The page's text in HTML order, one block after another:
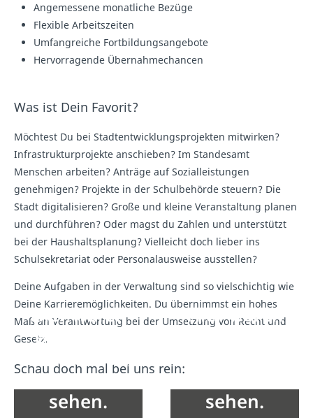
Angemessene monatliche Bezüge
Flexible Arbeitszeiten
Umfangreiche Fortbildungsangebote
Hervorragende Übernahmechancen
Was ist Dein Favorit?
Möchtest Du bei Stadtentwicklungsprojekten mitwirken?
Infrastrukturprojekte anschieben? Im Standesamt
Menschen arbeiten? Anträge auf Sozialleistungen
genehmigen? Projekte in der Schulbehörde steuern? Die
Stadt digitalisieren? Große und kleine Veranstaltung planen
und durchführen? Oder magst du Zahlen und unterstützt
bei der Haushaltsplanung? Vielleicht doch lieber ins
Schulsekretariat oder Personalausweise ausstellen?
Deine Aufgaben in der Verwaltung sind so vielschichtig wie
Deine Karrieremöglichkeiten. Du übernimmst ein hohes
Maß an Verantwortung bei der Umsetzung von Recht und
Gesetz.
Schau doch mal bei uns rein:
Hier wären
eigentlich
Inhalte von
YouTube zu
sehen.
Hier wären
YouTube zu
sehen.